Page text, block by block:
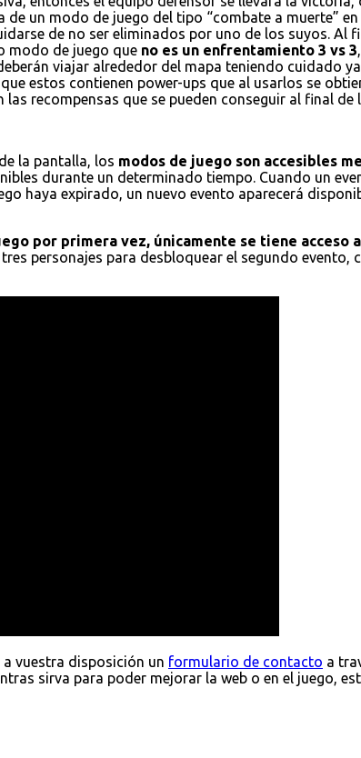
de un modo de juego del tipo “combate a muerte”
de no ser eliminados por uno de los suyos.
modo de juego que no es un enfrentamiento 3 vs 3
viajar alrededor del mapa teniendo cuidado
estos contienen power-ups que al usarlos se
recompensas que se pueden conseguir al final de
la pantalla, los modos de juego son accesibles
durante un determinado tiempo. Cuando un
haya expirado, un nuevo evento aparecerá
por primera vez, únicamente se tiene acceso
personajes para desbloquear el segundo
vuestra disposición un formulario de contacto a
sirva para poder mejorar la web o en el juego,